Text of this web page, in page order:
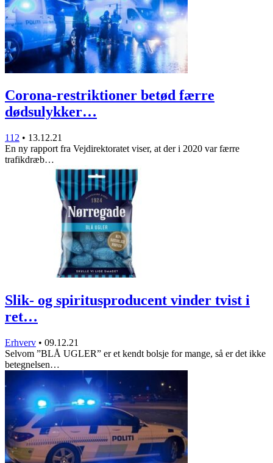
Corona-restriktioner betød færre
dødsulykker…
112 • 13.12.21
En ny rapport fra Vejdirektoratet viser, at der i 2020 var færre
trafikdræb…
Slik- og spiritusproducent vinder tvist i
ret…
Erhverv • 09.12.21
Selvom ”BLÅ UGLER” er et kendt bolsje for mange, så er det ikke
betegnelsen…